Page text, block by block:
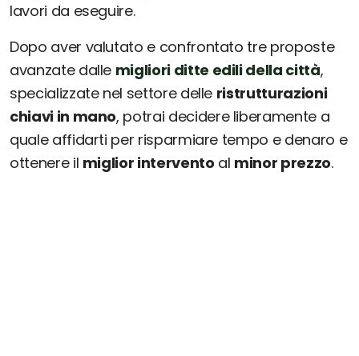
lavori da eseguire.
Dopo aver valutato e confrontato tre proposte
avanzate dalle migliori ditte edili della città,
specializzate nel settore delle ristrutturazioni
chiavi in mano, potrai decidere liberamente a
quale affidarti per risparmiare tempo e denaro e
ottenere il miglior intervento al minor prezzo.